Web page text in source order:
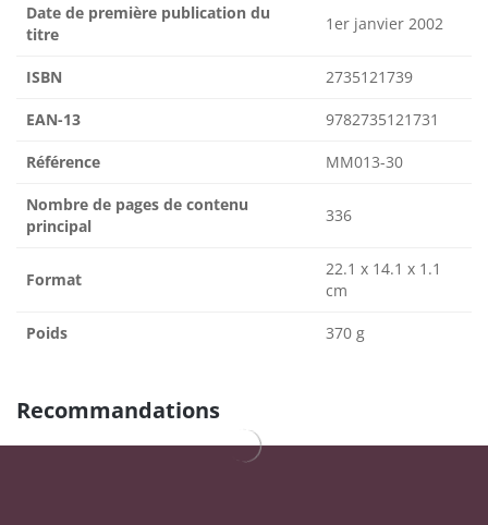
Date de première publication du
titre
1er janvier 2002
ISBN 2735121739
EAN-13 9782735121731
Référence MM013-30
Nombre de pages de contenu
principal
336
Format
22.1 x 14.1 x 1.1
cm
Poids 370 g
Recommandations